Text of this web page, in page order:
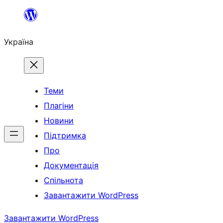
Перейти
вмісту
Україна
Теми
Плагіни
Новини
Підтримка
Про
Документація
Спільнота
Завантажити WordPress
Завантажити WordPress